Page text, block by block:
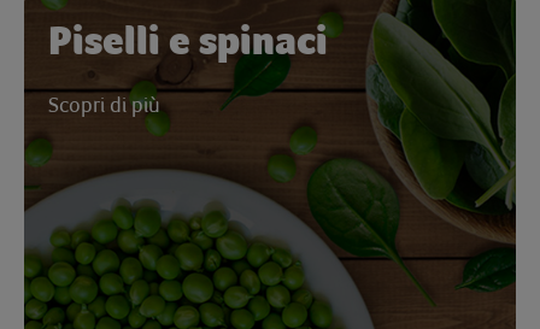
Piselli e spinaci
Scopri di più